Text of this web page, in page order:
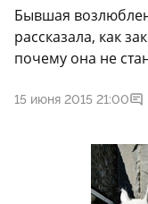
Бывшая
рассказала, как
почему она не
15 июня 2015 21:00